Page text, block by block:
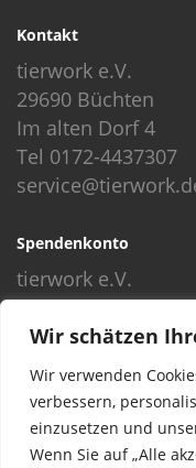
Wir schätzen
Wir verwenden
verbessern,
einzusetzen und
Wenn Sie auf „Alle
Kontakt
tierwork e.V.
29690 Büchten
Im alten Dorf 4
Tel 0172-4437307
Spendenkonto
tierwork e.V.
Volksbank
BLZ: 24060300
Konto: 4902218000
IBAN:
BIC: